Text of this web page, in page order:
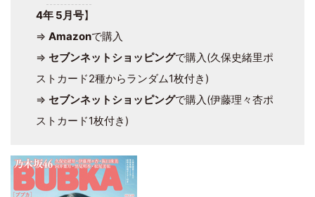
4年 5月号】
⇒ Amazonで購入
⇒ セブンネットショッピングで購入(久保史緒里ポ
ストカード2種からランダム1枚付き)
⇒ セブンネットショッピングで購入(伊藤理々杏ポ
ストカード1枚付き)